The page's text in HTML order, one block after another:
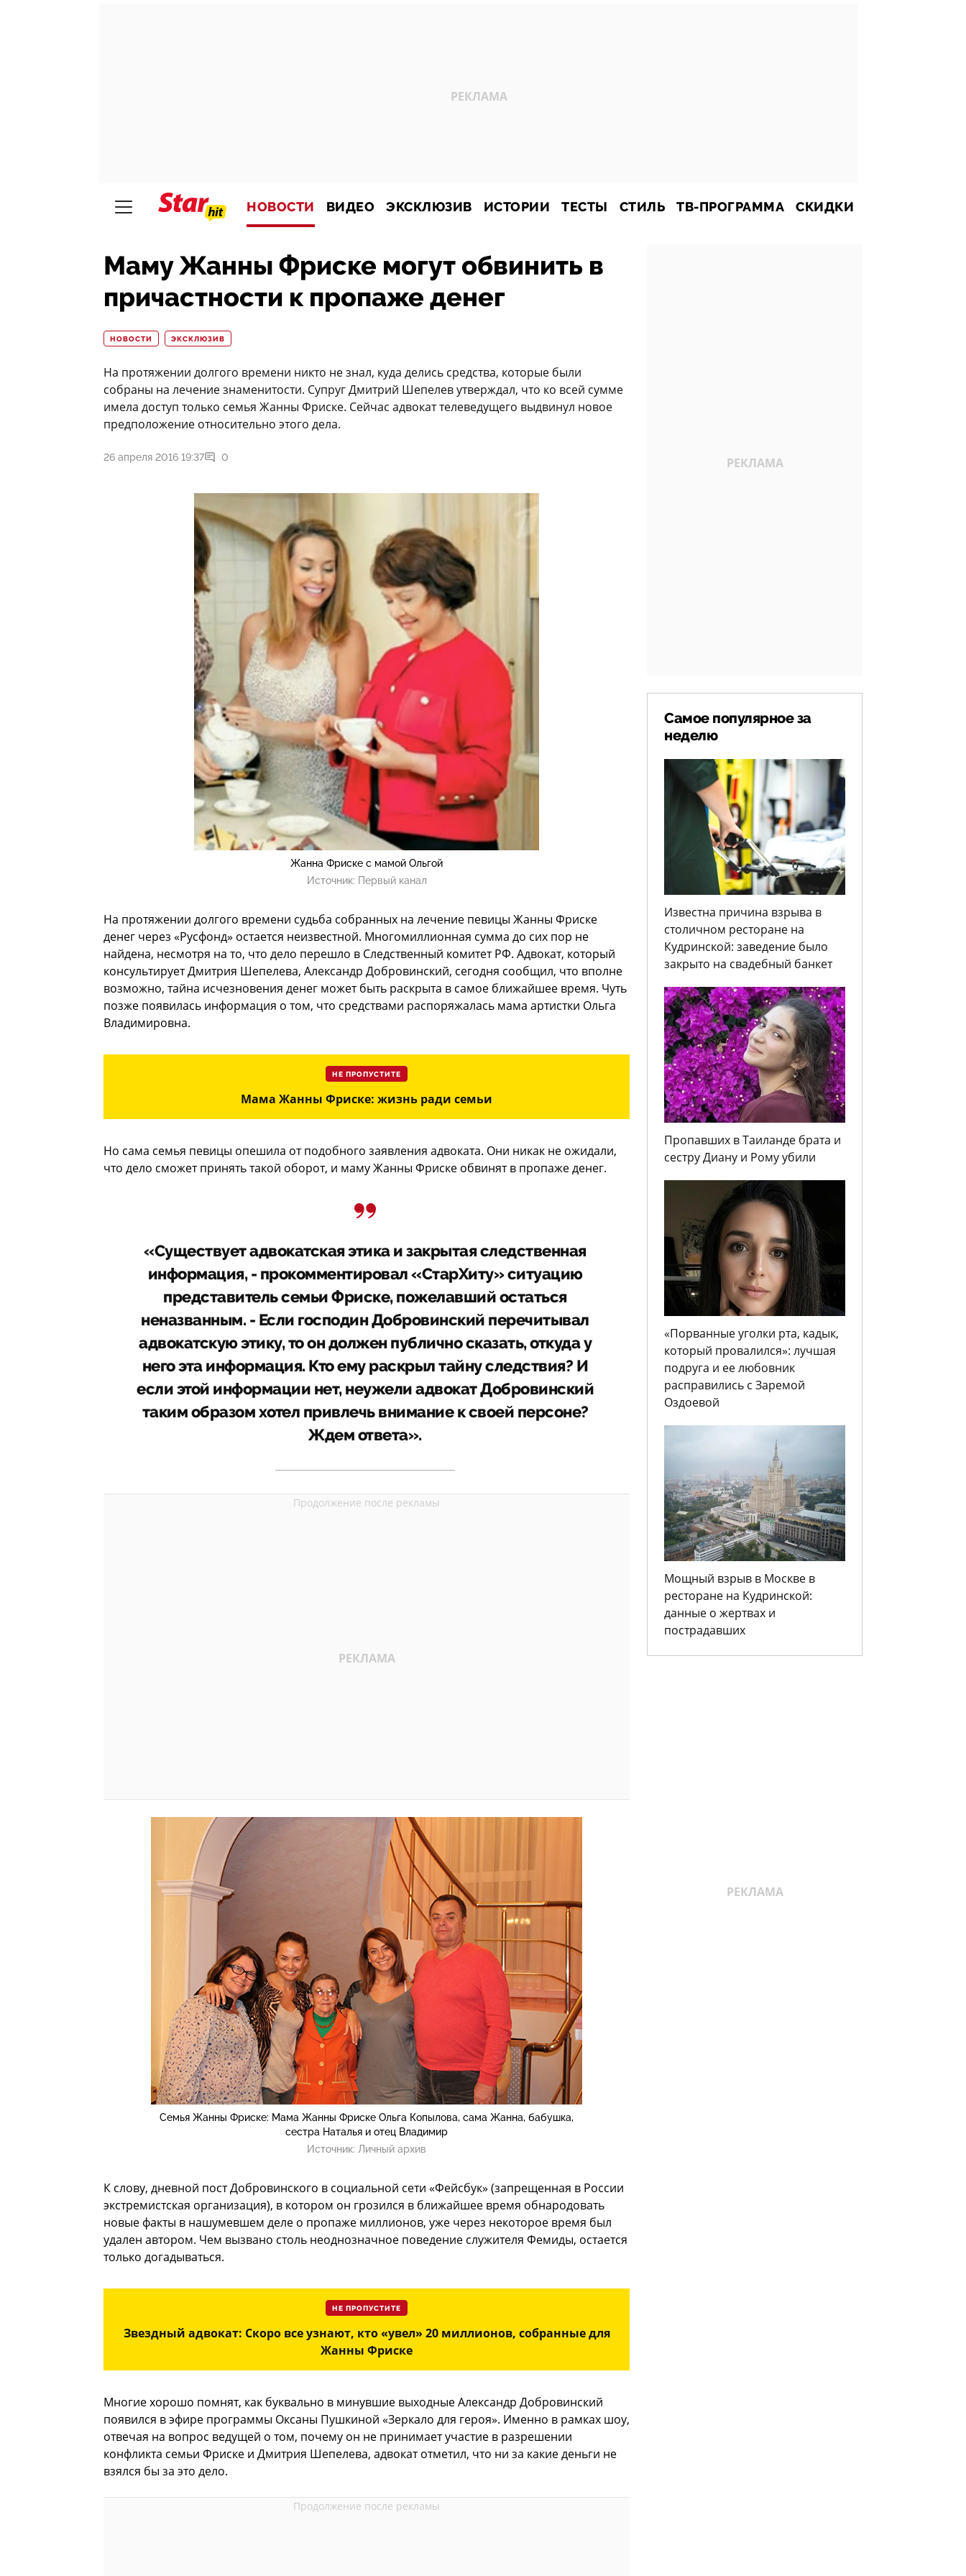
НОВОСТИ ВИДЕО ЭКСКЛЮЗИВ ИСТОРИИ ТЕСТЫ СТИЛЬ ТВ-ПРОГРАММА СКИДКИ
Маму Жанны Фриске могут обвинить в
причастности к пропаже денег
НОВОСТИ ЭКСКЛЮЗИВ
На протяжении долгого времени никто не знал, куда делись средства, которые были
собраны на лечение знаменитости. Супруг Дмитрий Шепелев утверждал, что ко всей сумме
имела доступ только семья Жанны Фриске. Сейчас адвокат телеведущего выдвинул новое
предположение относительно этого дела.
26 апреля 2016 19:37 0
Жанна Фриске с мамой Ольгой
Источник: Первый канал
На протяжении долгого времени судьба собранных на лечение певицы Жанны Фриске
денег через «Русфонд» остается неизвестной. Многомиллионная сумма до сих пор не
найдена, несмотря на то, что дело перешло в Следственный комитет РФ. Адвокат, который
консультирует Дмитрия Шепелева, Александр Добровинский, сегодня сообщил, что вполне
возможно, тайна исчезновения денег может быть раскрыта в самое ближайшее время. Чуть
позже появилась информация о том, что средствами распоряжалась мама артистки Ольга
Владимировна.
НЕ ПРОПУСТИТЕ
Мама Жанны Фриске: жизнь ради семьи
Но сама семья певицы опешила от подобного заявления адвоката. Они никак не ожидали,
что дело сможет принять такой оборот, и маму Жанны Фриске обвинят в пропаже денег.
«Существует адвокатская этика и закрытая следственная
информация, - прокомментировал «СтарХиту» ситуацию
представитель семьи Фриске, пожелавший остаться
неназванным. - Если господин Добровинский перечитывал
адвокатскую этику, то он должен публично сказать, откуда у
него эта информация. Кто ему раскрыл тайну следствия? И
если этой информации нет, неужели адвокат Добровинский
таким образом хотел привлечь внимание к своей персоне?
Ждем ответа».
Семья Жанны Фриске: Мама Жанны Фриске Ольга Копылова, сама Жанна, бабушка,
сестра Наталья и отец Владимир
Источник: Личный архив
К слову, дневной пост Добровинского в социальной сети «Фейсбук» (запрещенная в России
экстремистская организация), в котором он грозился в ближайшее время обнародовать
новые факты в нашумевшем деле о пропаже миллионов, уже через некоторое время был
удален автором. Чем вызвано столь неоднозначное поведение служителя Фемиды, остается
только догадываться.
НЕ ПРОПУСТИТЕ
Звездный адвокат: Скоро все узнают, кто «увел» 20 миллионов, собранные для
Жанны Фриске
Многие хорошо помнят, как буквально в минувшие выходные Александр Добровинский
появился в эфире программы Оксаны Пушкиной «Зеркало для героя». Именно в рамках шоу,
отвечая на вопрос ведущей о том, почему он не принимает участие в разрешении
конфликта семьи Фриске и Дмитрия Шепелева, адвокат отметил, что ни за какие деньги не
взялся бы за это дело.
Самое популярное за
неделю
Известна причина взрыва в
столичном ресторане на
Кудринской: заведение было
закрыто на свадебный банкет
Пропавших в Таиланде брата и
сестру Диану и Рому убили
«Порванные уголки рта, кадык,
который провалился»: лучшая
подруга и ее любовник
расправились с Заремой
Оздоевой
Мощный взрыв в Москве в
ресторане на Кудринской:
данные о жертвах и
пострадавших